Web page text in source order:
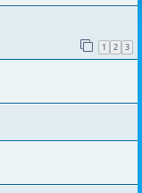
1 2 3